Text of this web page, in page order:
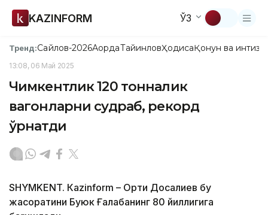
KAZINFORM ЎЗ
Тренд:Сайлов-2026АқордаТайинловҲодисаҚонун ва
13:08, 06 Май 2025
Чимкентлик 120 тонналик
вагонларни судраб, рекорд
ўрнатди
SHYMKENT. Кazinform – Ортиқ Досалиев бу
жасоратини Буюк Ғалабанинг 80 йиллигига